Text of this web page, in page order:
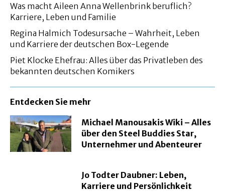
Was macht Aileen Anna Wellenbrink beruflich?
Karriere, Leben und Familie
Regina Halmich Todesursache – Wahrheit, Leben
und Karriere der deutschen Box-Legende
Piet Klocke Ehefrau: Alles über das Privatleben des
bekannten deutschen Komikers
Entdecken Sie mehr
Michael Manousakis Wiki – Alles
über den Steel Buddies Star,
Unternehmer und Abenteurer
Jo Todter Daubner: Leben,
Karriere und Persönlichkeit